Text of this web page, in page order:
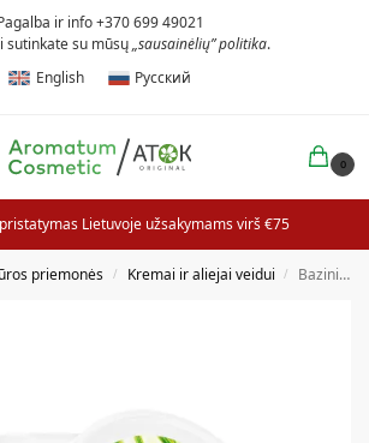
ir info +370 699 49021
sutinkate su mūsų„sausainėlių” politika.
English
Русский
0
Lietuvoje užsakymams virš €75
priemonės / Kremai ir aliejai veidui / Bazinis kremas SHEA BUTTER